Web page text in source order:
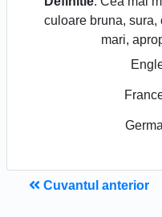
culoare bruna,
mari,
Cuvantul anterior